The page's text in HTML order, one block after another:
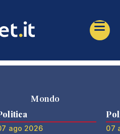
Mondo
ago 2026 07